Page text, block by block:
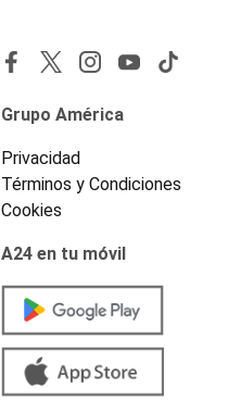
Grupo América
Privacidad
Términos y Condiciones
Cookies
A24 en tu móvil